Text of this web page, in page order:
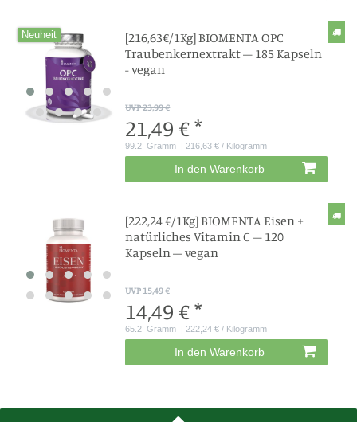
Neuheit
[216,63€/1Kg] BIOMENTA OPC
Traubenkernextrakt – 185 Kapseln
- vegan
UVP 23,99 €
21,49 € *
99.2 Gramm | 216,63 € / Kilogramm
In den Warenkorb
[222,24 €/1Kg] BIOMENTA Eisen +
natürliches Vitamin C – 120
Kapseln – vegan
UVP 15,49 €
14,49 € *
65.2 Gramm | 222,24 € / Kilogramm
In den Warenkorb